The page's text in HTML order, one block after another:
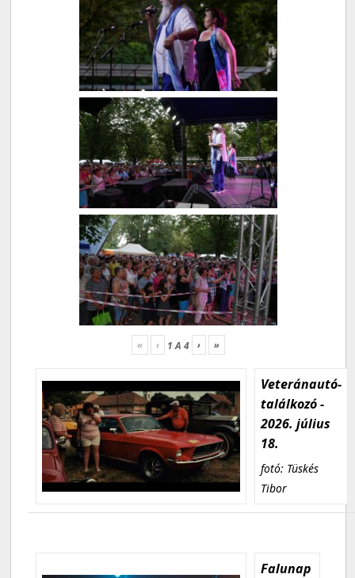
« ‹ 1A 4 › »
Veteránautó-
találkozó -
2026. július
18.
fotó: Tüskés
Tibor
Falunap